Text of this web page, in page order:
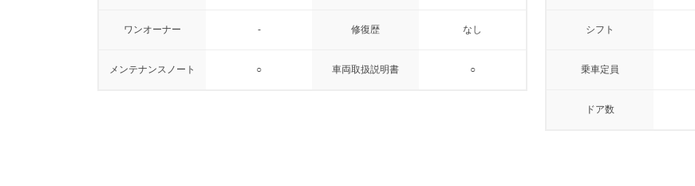
ワンオーナー - 修復歴 なし
メンテナンスノート ○ 車両取扱説明書 ○
シフト
乗車定員
ドア数